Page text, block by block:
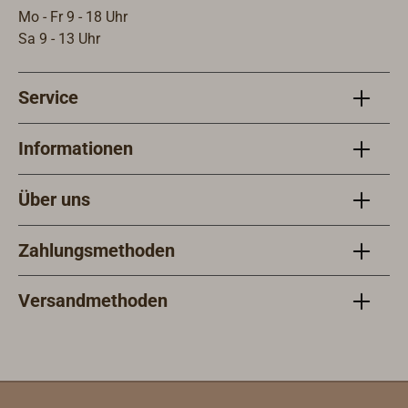
Mo - Fr 9 - 18 Uhr
Sa 9 - 13 Uhr
Service
Informationen
Über uns
Zahlungsmethoden
Versandmethoden